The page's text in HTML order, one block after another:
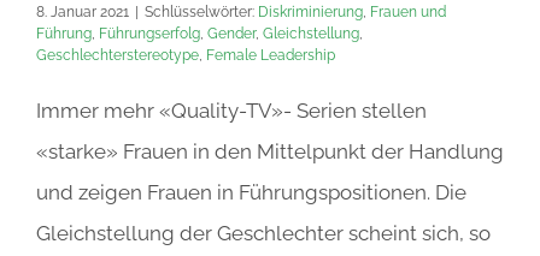
8. Januar 2021 Schlüsselwörter: Diskriminierung, Frauen und
Führung, Führungserfolg, Gender, Gleichstellung,
Geschlechterstereotype, Female Leadership
Immer mehr «Quality-TV»- Serien stellen
«starke» Frauen in den Mittelpunkt der Handlung
und zeigen Frauen in Führungspositionen. Die
Gleichstellung der Geschlechter scheint sich, so